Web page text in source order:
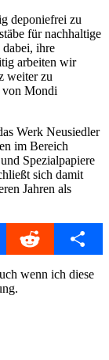
deponiefrei zu
für nachhaltige
ihre
arbeiten wir
weiter zu
von Mondi
Werk Neusiedler
im Bereich
Spezialpapiere
sich damit
Jahren als
Reddit Share
wenn ich diese